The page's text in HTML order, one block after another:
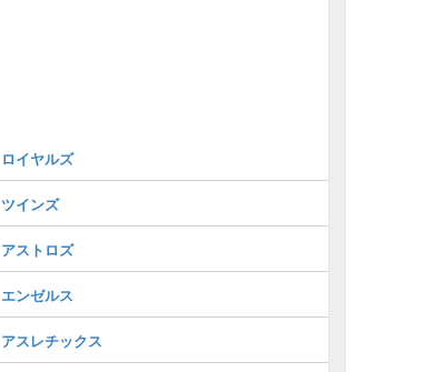
ロイヤルズ
ツインズ
アストロズ
エンゼルス
アスレチックス